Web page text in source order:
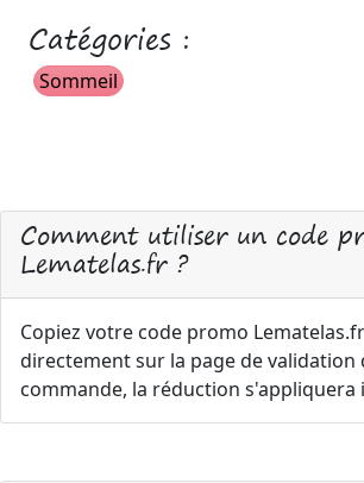
Catégories :
Sommeil
Comment utiliser un code
Lematelas.fr ?
Copiez votre code promo
directement sur la page de validation
commande, la réduction